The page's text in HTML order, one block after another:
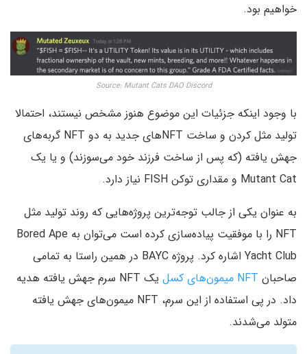
خواهیم بود.
Source: Mutant Cats DAO Discord
با وجود اینکه جزئیات این موضوع هنوز مشخص نیستند، احتمالا
تولید مثل کردن و ساخت NFT‌های جدید به دو NFT گربه‌های
جهش یافته (که پس از ساخت فرزند خود می‌سوزند) و یا یک
Mutant Cat و مقداری توکن FISH نیاز دارد.
به عنوان یکی از جالب توجه‌ترین پروژه‌هایی که روند تولید مثل
NFT را با موفقیت پیاده‌سازی کرده است می‌توان به Bored Ape
Yacht Club اشاره کرد. پروژه BAYC در همین راستا به تمامی
صاحبان NFT میمون‌های کسل
یک NFT سرم جهش یافته هدیه
داد. در پی استفاده از این سرم، NFT میمون‌های جهش یافته
متولد می‌شدند.